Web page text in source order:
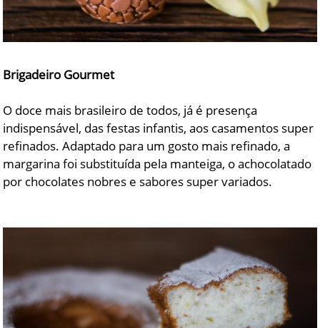
Brigadeiro Gourmet
O doce mais brasileiro de todos, já é presença
indispensável, das festas infantis, aos casamentos super
refinados. Adaptado para um gosto mais refinado, a
margarina foi substituída pela manteiga, o achocolatado
por chocolates nobres e sabores super variados.